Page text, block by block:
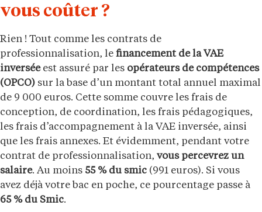
vous coûter ?
Rien ! Tout comme les contrats de
professionnalisation, le financement de la VAE
inverséeest assuré par les opérateurs de compétences
(OPCO) sur la base d’un montant total annuel maximal
de 9 000 euros. Cette somme couvre les frais de
conception, de coordination, les frais pédagogiques,
les frais d’accompagnement à la VAE inversée, ainsi
que les frais annexes. Et évidemment, pendant votre
contrat de professionnalisation, vous percevrez un
salaire. Au moins 55 % du smic (991 euros). Si vous
avez déjà votre bac en poche, ce pourcentage passe à
65 % du Smic.